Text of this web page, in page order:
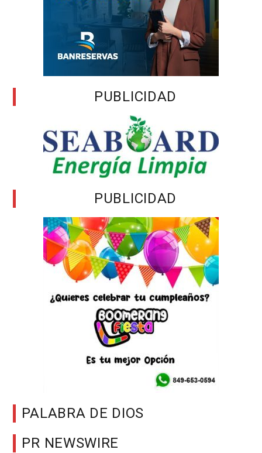
PUBLICIDAD
PUBLICIDAD
PALABRA DE DIOS
PR NEWSWIRE